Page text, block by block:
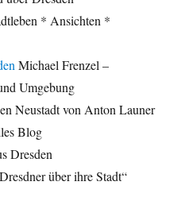
* Ansichten *
Michael Frenzel –
Umgebung
Neustadt von Anton Launer
Blog
Dresden
über ihre Stadt“